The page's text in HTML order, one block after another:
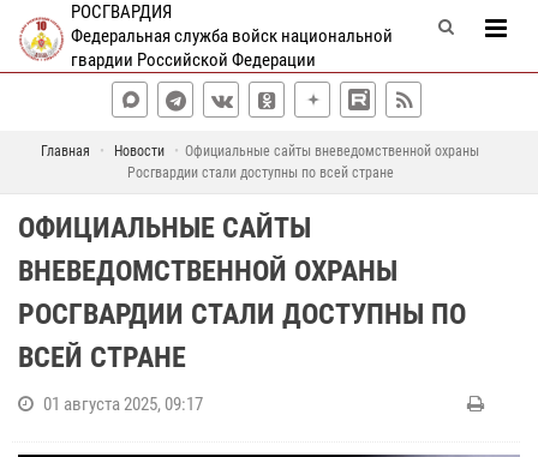
РОСГВАРДИЯ
Федеральная служба войск национальной
гвардии Российской Федерации
Главная Новости
Официальные сайты вневедомственной охраны
Росгвардии стали доступны по всей стране
ОФИЦИАЛЬНЫЕ САЙТЫ
ВНЕВЕДОМСТВЕННОЙ ОХРАНЫ
РОСГВАРДИИ СТАЛИ ДОСТУПНЫ ПО
ВСЕЙ СТРАНЕ
01 августа 2025, 09:17